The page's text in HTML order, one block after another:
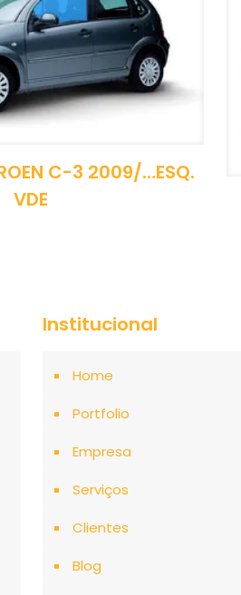
C-3 2009/…ESQ.
VDE
Institucional
Home
Portfolio
Empresa
Serviços
Clientes
Blog